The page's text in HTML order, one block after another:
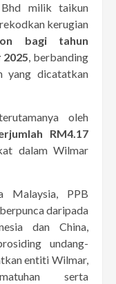
milik taikun
kerugian
bagi tahun
, berbanding
yang dicatatkan
oleh
RM4.17
dalam Wilmar
Malaysia, PPB
daripada
dan China,
undang-
entiti Wilmar,
serta